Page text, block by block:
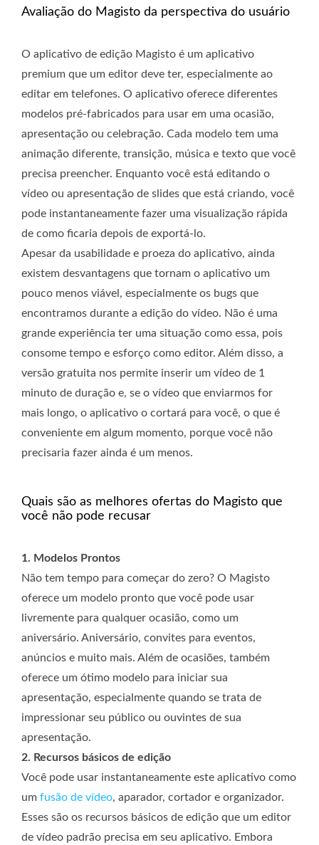
Avaliação do Magisto da perspectiva do usuário
O aplicativo de edição Magisto é um aplicativo
premium que um editor deve ter, especialmente ao
editar em telefones. O aplicativo oferece diferentes
modelos pré-fabricados para usar em uma ocasião,
apresentação ou celebração. Cada modelo tem uma
animação diferente, transição, música e texto que você
precisa preencher. Enquanto você está editando o
vídeo ou apresentação de slides que está criando, você
pode instantaneamente fazer uma visualização rápida
de como ficaria depois de exportá-lo.
Apesar da usabilidade e proeza do aplicativo, ainda
existem desvantagens que tornam o aplicativo um
pouco menos viável, especialmente os bugs que
encontramos durante a edição do vídeo. Não é uma
grande experiência ter uma situação como essa, pois
consome tempo e esforço como editor. Além disso, a
versão gratuita nos permite inserir um vídeo de 1
minuto de duração e, se o vídeo que enviarmos for
mais longo, o aplicativo o cortará para você, o que é
conveniente em algum momento, porque você não
precisaria fazer ainda é um menos.
Quais são as melhores ofertas do Magisto que
você não pode recusar
1. Modelos Prontos
Não tem tempo para começar do zero? O Magisto
oferece um modelo pronto que você pode usar
livremente para qualquer ocasião, como um
aniversário. Aniversário, convites para eventos,
anúncios e muito mais. Além de ocasiões, também
oferece um ótimo modelo para iniciar sua
apresentação, especialmente quando se trata de
impressionar seu público ou ouvintes de sua
apresentação.
2. Recursos básicos de edição
Você pode usar instantaneamente este aplicativo como
um fusão de vídeo, aparador, cortador e organizador.
Esses são os recursos básicos de edição que um editor
de vídeo padrão precisa em seu aplicativo. Embora